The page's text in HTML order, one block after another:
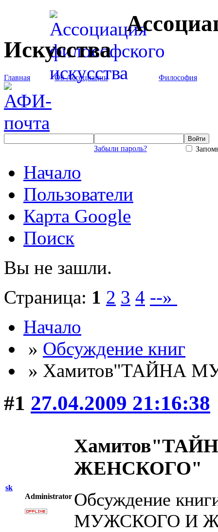
Искусства
Главная Об Ассоциации Философия
Забыли пароль?
Начало
Пользователи
Карта Google
Поиск
Вы не зашли.
Страница: 1 2 3 4 --»
Начало
» Обсуждение книг
» Хамитов"ТАЙНА
#1 27.04.2009 21:16:38
sk
Administrator
ЖЕНСКОГО"
Обсуждение
МУЖСКОГО И